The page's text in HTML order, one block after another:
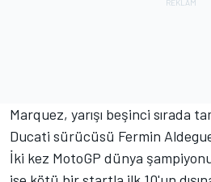
Marquez, yarışı beşinci sırada
Ducati sürücüsü Fermin
İki kez MotoGP dünya